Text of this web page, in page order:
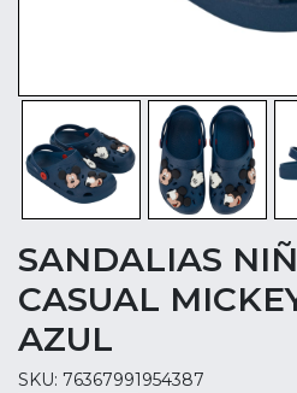
SANDALIAS
CASUAL
AZUL
SKU: 76367991954387